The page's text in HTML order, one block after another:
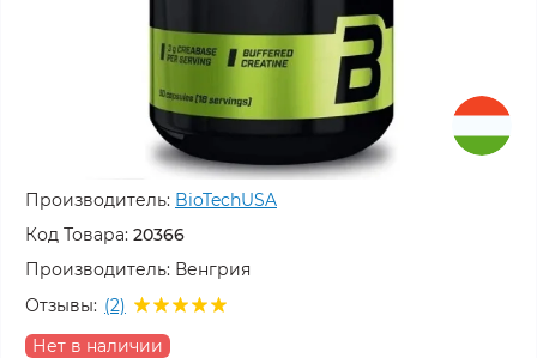
Производитель: BioTechUSA
Код Товара: 20366
Производитель: Венгрия
Отзывы: (2)
Нет в наличии